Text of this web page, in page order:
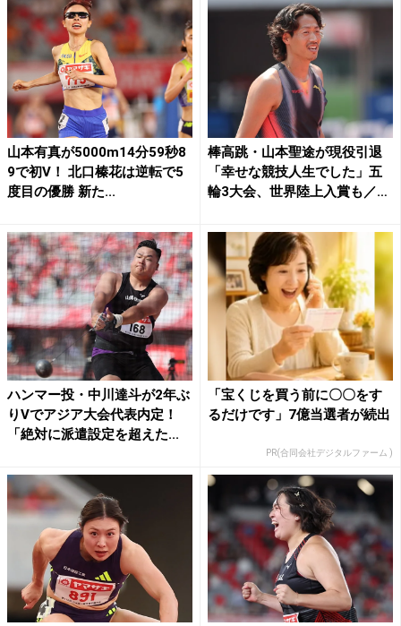
山本有真が5000m14分59秒8
9で初V！ 北口榛花は逆転で5
度目の優勝 新た...
棒高跳・山本聖途が現役引退
「幸せな競技人生でした」五
輪3大会、世界陸上入賞も／
ハンマー投・中川達斗が2年ぶ
りVでアジア大会代表内定！
「絶対に派遣設定を超えた...
「宝くじを買う前に〇〇をす
るだけです」7億当選者が続出
PR(合同会社デジタルファーム )